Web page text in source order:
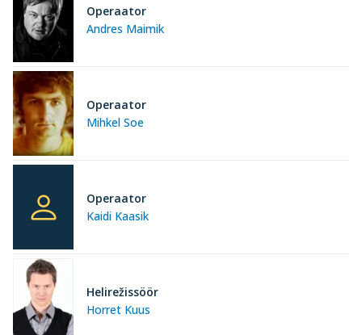
Andres Maimik
Operaator
Mihkel Soe
Operaator
Kaidi Kaasik
Operaator
Horret Kuus
Helirežissöör